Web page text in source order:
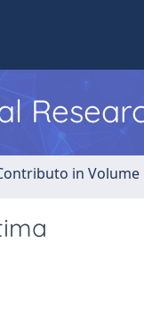
in Volume